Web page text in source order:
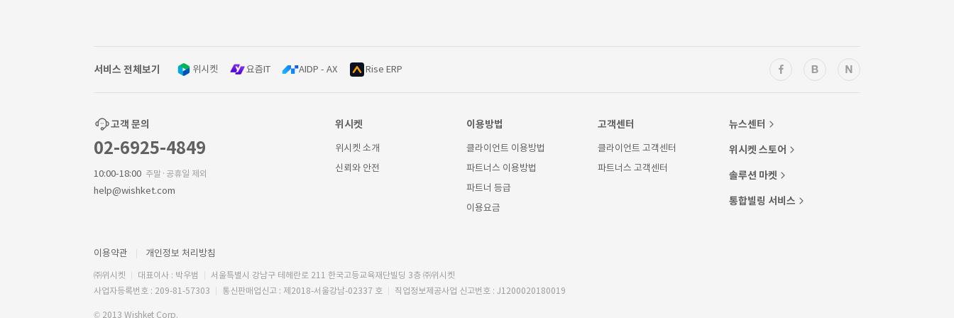
서비스 전체보기 위시켓 요즘IT AIDP - AX Rise ERP
고객 문의
02-6925-4849
10:00-18:00 주말·공휴일 제외
help@wishket.com
위시켓
위시켓 소개
신뢰와 안전
이용방법
클라이언트 이용방법
파트너스 이용방법
파트너 등급
이용요금
고객센터
클라이언트 고객센터
파트너스 고객센터
뉴스센터
위시켓 스토어
솔루션 마켓
통합빌링 서비스
이용약관 개인정보 처리방침
㈜위시켓 대표이사 : 박우범
서울특별시 강남구 테헤란로 211 한국고등교육재단빌딩 3층 ㈜위시켓
사업자등록번호 : 209-81-57303
통신판매업신고 : 제2018-서울강남-02337 호 직업정보제공사업 신고번호 : J1200020180019
© 2013 Wishket Corp.